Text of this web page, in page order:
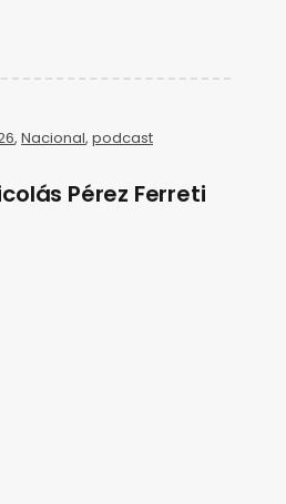
, Nacional, podcast
Pérez Ferreti